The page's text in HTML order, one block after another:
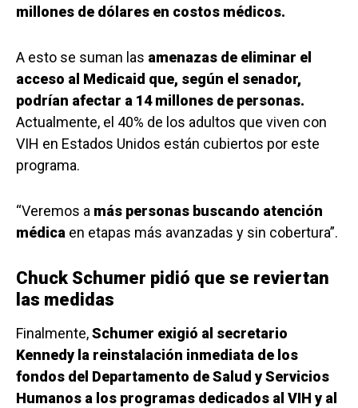
millones de dólares en costos médicos.
A esto se suman las amenazas de eliminar el
acceso al Medicaid que, según el senador,
podrían afectar a 14 millones de personas.
Actualmente, el 40% de los adultos que viven con
VIH en Estados Unidos están cubiertos por este
programa.
“Veremos a más personas buscando atención
médica en etapas más avanzadas y sin cobertura”.
Chuck Schumer pidió que se reviertan
las medidas
Finalmente,Schumer exigió al secretario
Kennedy la reinstalación inmediata de los
fondos del Departamento de Salud y Servicios
Humanos a los programas dedicados al VIH y al